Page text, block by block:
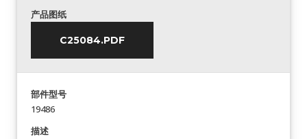
产品图纸
C25084.PDF
部件型号
19486
描述